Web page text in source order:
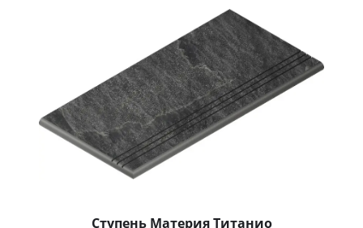
Ступень Материя Титанио